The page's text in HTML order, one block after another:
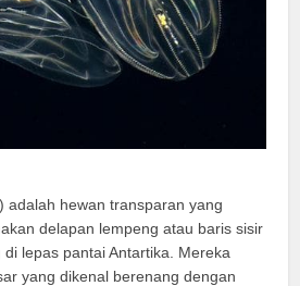
) adalah hewan transparan yang
delapan lempeng atau baris sisir
lepas pantai Antartika. Mereka
yang dikenal berenang dengan